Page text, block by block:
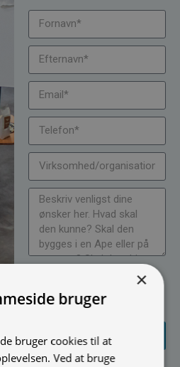
Jeg vil gerne modtage
vi spammer ikke)
FORESPØRGSEL
×
bruger
bruger cookies til at
Ved at bruge